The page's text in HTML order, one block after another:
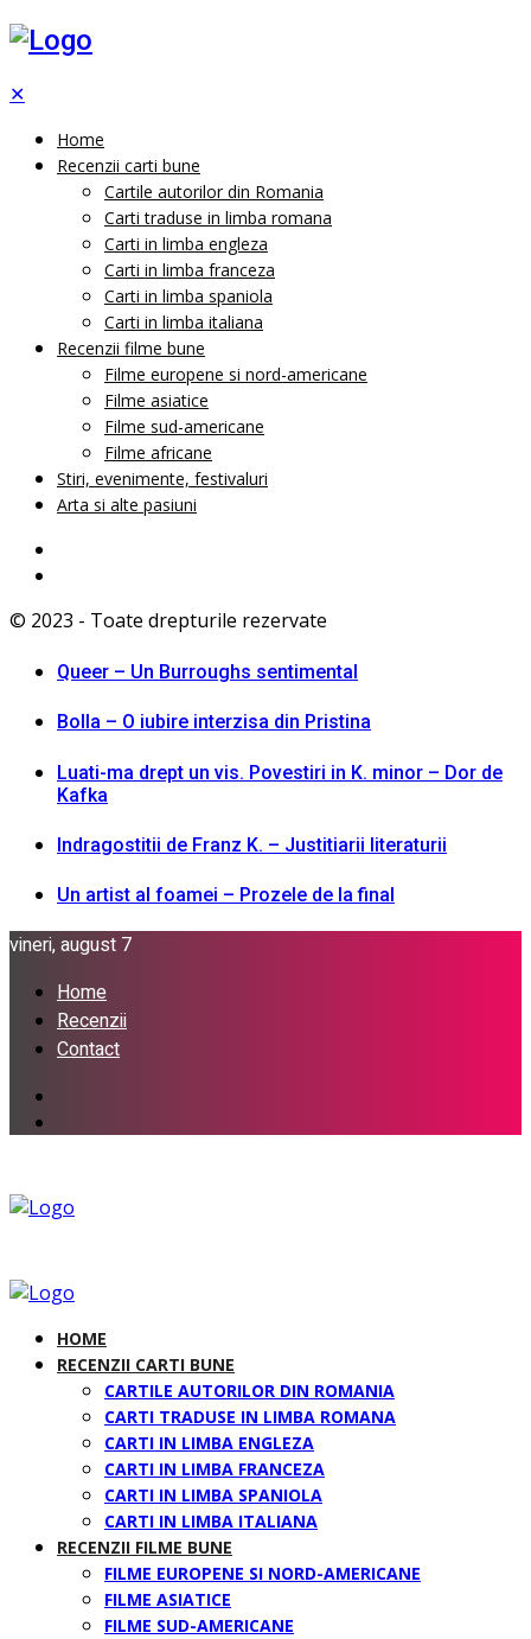
✕
Home
Recenzii carti bune
Cartile autorilor din Romania
Carti traduse in limba romana
Carti in limba engleza
Carti in limba franceza
Carti in limba spaniola
Carti in limba italiana
Recenzii filme bune
Filme europene si nord-americane
Filme asiatice
Filme sud-americane
Filme africane
Stiri, evenimente, festivaluri
Arta si alte pasiuni
© 2023 - Toate drepturile rezervate
Queer – Un Burroughs sentimental
Bolla – O iubire interzisa din Pristina
Luati-ma drept un vis. Povestiri in K. minor – Dor de
Kafka
Indragostitii de Franz K. – Justitiarii literaturii
Un artist al foamei – Prozele de la final
vineri, august 7
Home
Recenzii
Contact
HOME
RECENZII CARTI BUNE
CARTILE AUTORILOR DIN ROMANIA
CARTI TRADUSE IN LIMBA ROMANA
CARTI IN LIMBA ENGLEZA
CARTI IN LIMBA FRANCEZA
CARTI IN LIMBA SPANIOLA
CARTI IN LIMBA ITALIANA
RECENZII FILME BUNE
FILME EUROPENE SI NORD-AMERICANE
FILME ASIATICE
FILME SUD-AMERICANE